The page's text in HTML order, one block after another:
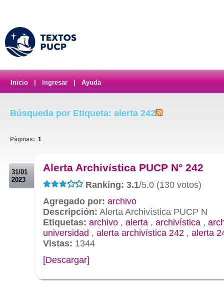
Inicio Ingresar Ayuda
Búsqueda por Etiqueta: alerta 242
Páginas: 1
31/01
2023
Alerta Archivística PUCP N° 242
Ranking: 3.1/5.0 (130 votos)
Agregado por: archivo
Descripción: Alerta Archivística PUCP N
Etiquetas: archivo , alerta , archivística ,
universidad , alerta archivística 242 , alerta
Vistas: 1344
[Descargar]